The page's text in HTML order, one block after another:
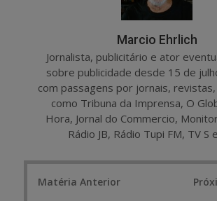
Marcio Ehrlich
Jornalista, publicitário e ator
sobre publicidade desde 15 de
com passagens por jornais,
como Tribuna da Imprensa, O
Hora, Jornal do Commercio,
Rádio JB, Rádio Tupi FM, TV S
Matéria Anterior